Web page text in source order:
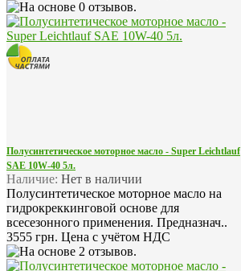
Полусинтетическое моторное масло - Super Leichtlauf
SAE 10W-40 5л.
Наличие: Нет в наличии
Полусинтетическое моторное масло на
гидрокреккинговой основе для
всесезонного применения. Предназнач..
3555 грн. Цена с учётом НДС